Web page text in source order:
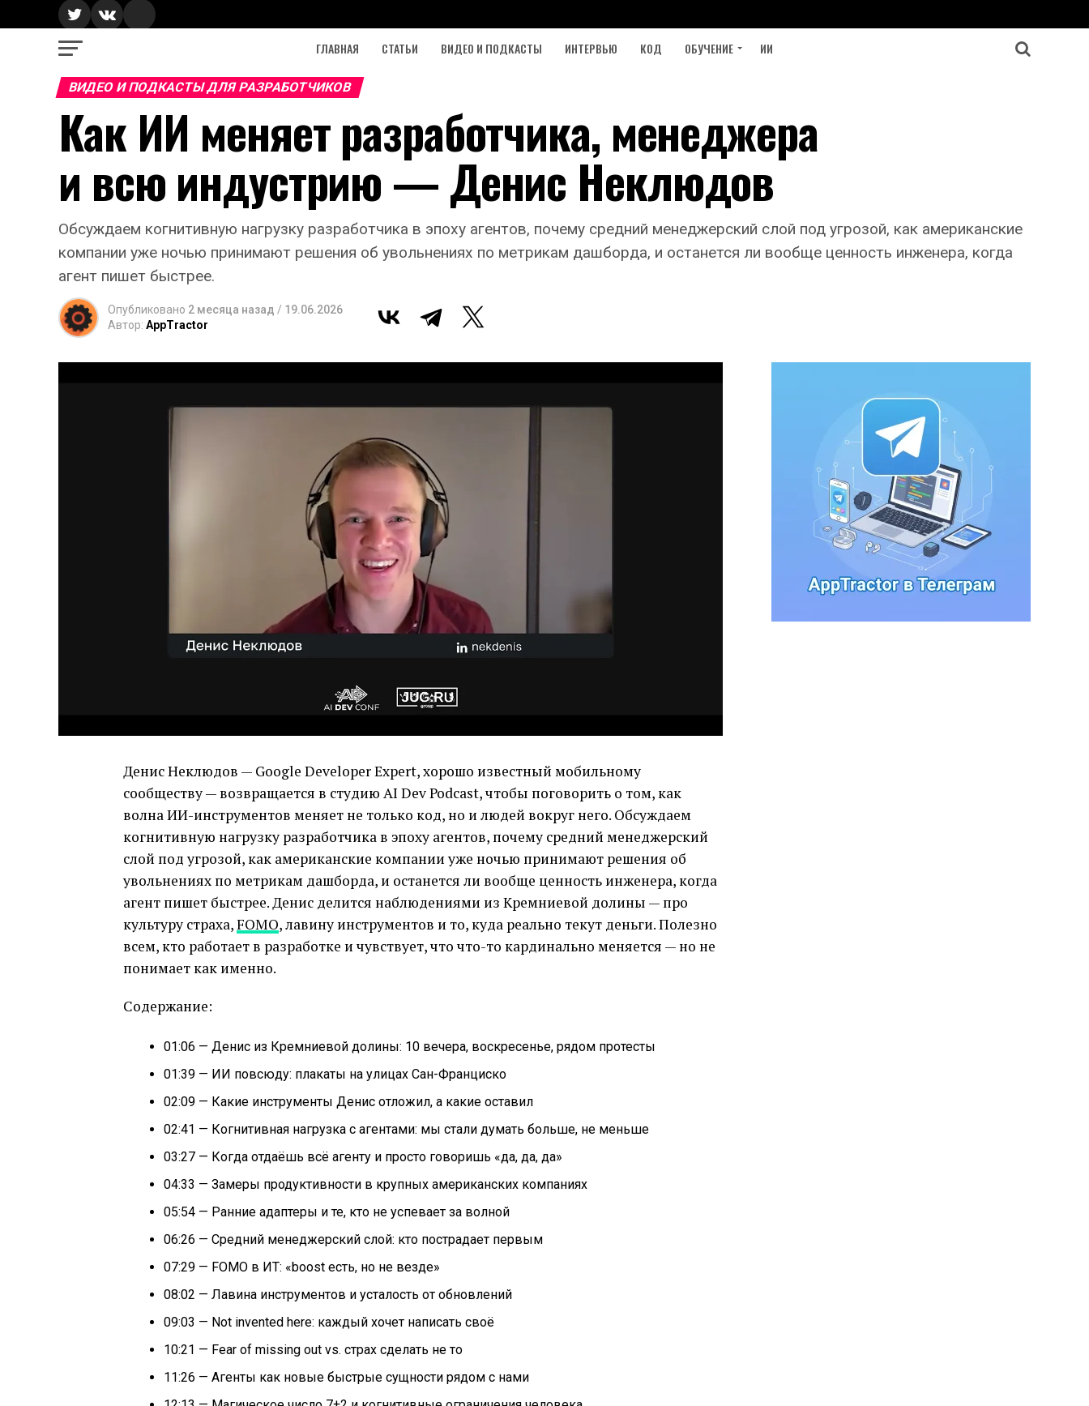
ГЛАВНАЯ СТАТЬИ ВИДЕО И ПОДКАСТЫ ИНТЕРВЬЮ КОД ОБУЧЕНИЕ ИИ
ВИДЕО И ПОДКАСТЫ ДЛЯ РАЗРАБОТЧИКОВ
Как ИИ меняет разработчика, менеджера
и всю индустрию — Денис Неклюдов
Обсуждаем когнитивную нагрузку разработчика в эпоху агентов, почему средний менеджерский слой под угрозой, как американские
компании уже ночью принимают решения об увольнениях по метрикам дашборда, и останется ли вообще ценность инженера, когда
агент пишет быстрее.
Опубликовано 2 месяца назад / 19.06.2026
Автор: AppTractor
Денис Неклюдов — Google Developer Expert, хорошо известный мобильному
сообществу — возвращается в студию AI Dev Podcast, чтобы поговорить о том, как
волна ИИ-инструментов меняет не только код, но и людей вокруг него. Обсуждаем
когнитивную нагрузку разработчика в эпоху агентов, почему средний менеджерский
слой под угрозой, как американские компании уже ночью принимают решения об
увольнениях по метрикам дашборда, и останется ли вообще ценность инженера, когда
агент пишет быстрее. Денис делится наблюдениями из Кремниевой долины — про
культуру страха,FOMO, лавину инструментов и то, куда реально текут деньги. Полезно
всем, кто работает в разработке и чувствует, что что-то кардинально меняется — но не
понимает как именно.
Содержание:
01:06 — Денис из Кремниевой долины: 10 вечера, воскресенье, рядом протесты
01:39 — ИИ повсюду: плакаты на улицах Сан-Франциско
02:09 — Какие инструменты Денис отложил, а какие оставил
02:41 — Когнитивная нагрузка с агентами: мы стали думать больше, не меньше
03:27 — Когда отдаёшь всё агенту и просто говоришь «да, да, да»
04:33 — Замеры продуктивности в крупных американских компаниях
05:54 — Ранние адаптеры и те, кто не успевает за волной
06:26 — Средний менеджерский слой: кто пострадает первым
07:29 — FOMO в ИТ: «boost есть, но не везде»
08:02 — Лавина инструментов и усталость от обновлений
09:03 — Not invented here: каждый хочет написать своё
10:21 — Fear of missing out vs. страх сделать не то
11:26 — Агенты как новые быстрые сущности рядом с нами